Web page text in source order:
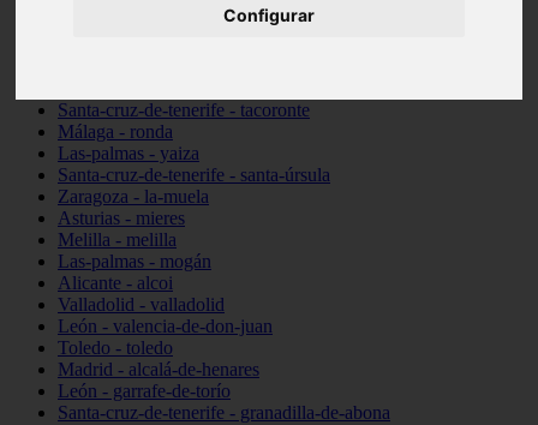
Configurar
Santa-cruz-de-tenerife - tacoronte
Málaga - ronda
Las-palmas - yaiza
Santa-cruz-de-tenerife - santa-úrsula
Zaragoza - la-muela
Asturias - mieres
Melilla - melilla
Las-palmas - mogán
Alicante - alcoi
Valladolid - valladolid
León - valencia-de-don-juan
Toledo - toledo
Madrid - alcalá-de-henares
León - garrafe-de-torío
Santa-cruz-de-tenerife - granadilla-de-abona